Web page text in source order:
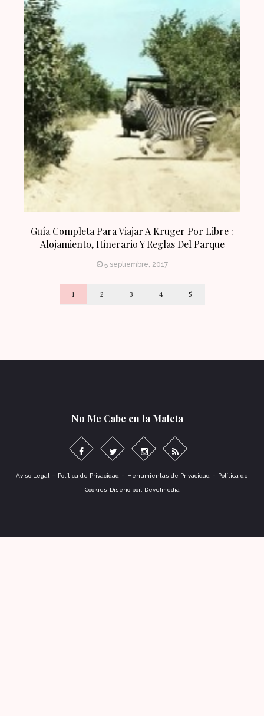
Guía Completa Para Viajar A Kruger Por Libre :
Alojamiento, Itinerario Y Reglas Del Parque
5 septiembre, 2017
1 2 3 4 5
No Me Cabe en la Maleta
Aviso Legal - Política de Privacidad - Herramientas de Privacidad - Política de
Cookies Diseño por: Develmedia